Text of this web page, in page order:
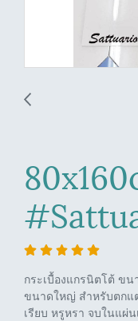
กระเบื้องแกรนิตโต้ ข
ขนาดใหญ่ สำหรับตกแ
เรียบ หรูหรา จบในแผ่